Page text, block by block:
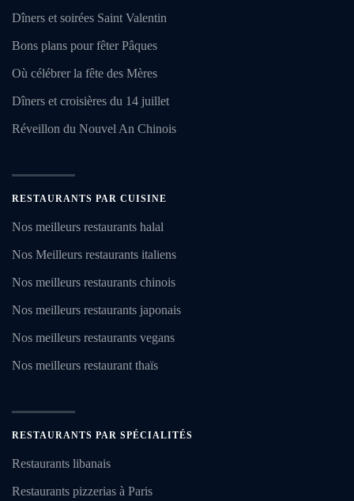
Dîners et soirées Saint Valentin
Bons plans pour fêter Pâques
Où célébrer la fête des Mères
Dîners et croisières du 14 juillet
Réveillon du Nouvel An Chinois
RESTAURANTS PAR CUISINE
Nos meilleurs restaurants halal
Nos Meilleurs restaurants italiens
Nos meilleurs restaurants chinois
Nos meilleurs restaurants japonais
Nos meilleurs restaurants vegans
Nos meilleurs restaurant thaïs
RESTAURANTS PAR SPÉCIALITÉS
Restaurants libanais
Restaurants pizzerias à Paris